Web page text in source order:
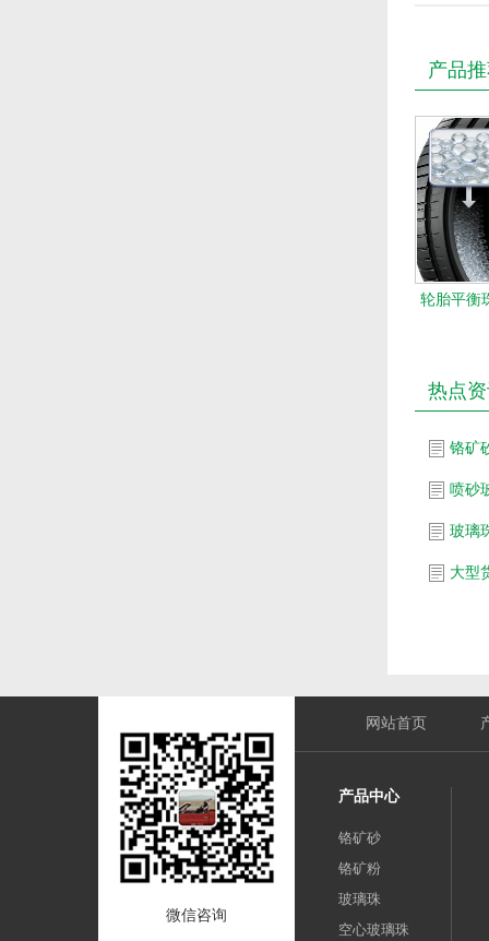
产品
轮胎平衡
热点
铬矿
喷砂
玻璃
微信咨询
网站首页
产品中心
铬矿砂
铬矿粉
玻璃珠
空心玻璃珠